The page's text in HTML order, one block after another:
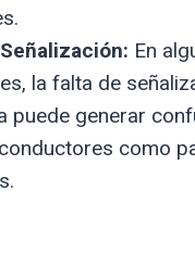
En
la falta de
puede generar
como